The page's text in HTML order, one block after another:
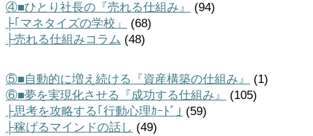
④■ひとり社長の『売れる仕組み』
(94)
├｢マネタイズの学校」
(68)
├売れる仕組みコラム (48)
⑤■自動的に増え続ける『資産構築の仕組み』
(1)
⑥■夢を実現化させる『成功する仕組み』
(105)
├思考を攻略する｢行動心理ｶｰﾄﾞ｣ (59)
├稼げるマインドの話し (49)